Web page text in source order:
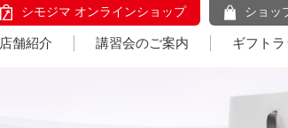
シモジマ オンラインショップ ショッ
店舗紹介 講習会のご案内 ギフト